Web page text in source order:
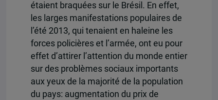
étaient braquées sur le Brésil. En effet,
les larges manifestations populaires de
l’été 2013, qui tenaient en haleine les
forces policières et l’armée, ont eu pour
effet d’attirer l’attention du monde entier
sur des problèmes sociaux importants
aux yeux de la majorité de la population
du pays: augmentation du prix de